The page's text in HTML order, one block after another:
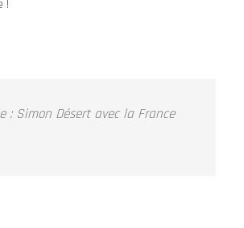
!
: Simon Désert avec la France